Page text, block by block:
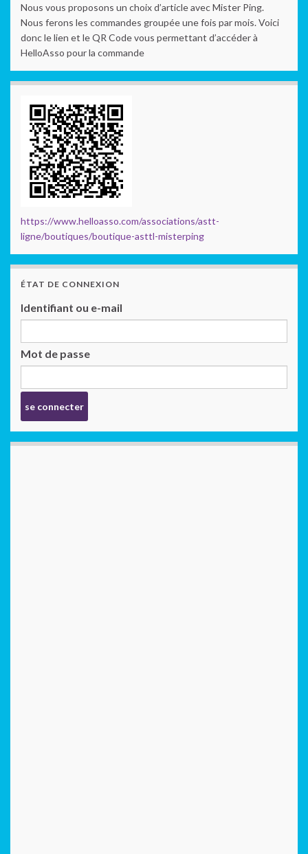
Nous vous proposons un choix d’article avec Mister Ping.
Nous ferons les commandes groupée une fois par mois. Voici
donc le lien et le QR Code vous permettant d’accéder à
HelloAsso pour la commande
https://www.helloasso.com/associations/astt-
ligne/boutiques/boutique-asttl-misterping
ÉTAT DE CONNEXION
Identifiant ou e-mail
Mot de passe